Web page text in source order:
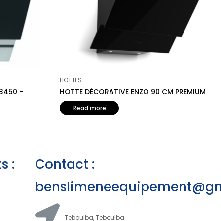
–
HOTTES
HOTTE DÉCORATIVE ENZO 90 CM PREMIUM
Read more
:
Contact :
Teboulba, Teboulba